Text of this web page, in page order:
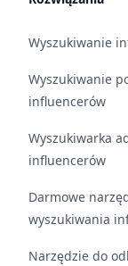
Wyszukiwanie
Wyszukiwanie
influencerów
Wyszukiwarka
influencerów
Darmowe
wyszukiwania
Narzędzie do